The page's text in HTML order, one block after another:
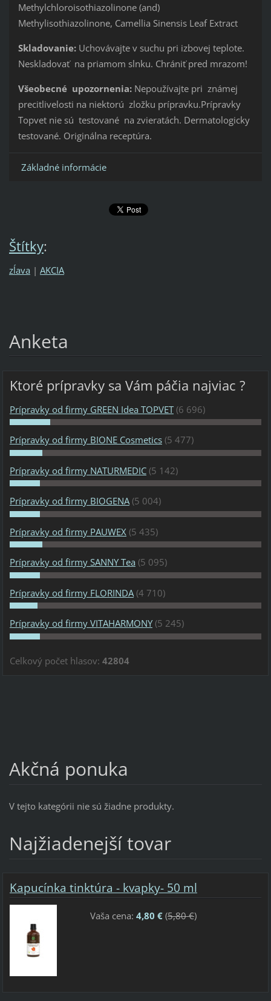
Methylchloroisothiazolinone (and)
Methylisothiazolinone, Camellia Sinensis Leaf Extract
Skladovanie:Uchovávajte v suchu pri izbovej teplote.
Neskladovať na priamom slnku. Chrániť pred mrazom!
Všeobecné upozornenia:Nepoužívajte pri známej
precitlivelosti na niektorú zložku prípravku.Prípravky
Topvet nie sú testované na zvieratách. Dermatologicky
testované. Originálna receptúra.
Základné informácie
Štítky:
zĺava | AKCIA
Anketa
Ktoré prípravky sa Vám páčia najviac ?
Prípravky od firmy GREEN Idea TOPVET (6 696)
Prípravky od firmy BIONE Cosmetics (5 477)
Prípravky od firmy NATURMEDIC (5 142)
Prípravky od firmy BIOGENA (5 004)
Prípravky od firmy PAUWEX (5 435)
Prípravky od firmy SANNY Tea (5 095)
Prípravky od firmy FLORINDA (4 710)
Prípravky od firmy VITAHARMONY (5 245)
Celkový počet hlasov: 42804
Akčná ponuka
V tejto kategórii nie sú žiadne produkty.
Najžiadenejší tovar
Kapucínka tinktúra - kvapky- 50 ml
Vaša cena: 4,80 €(5,80 €)